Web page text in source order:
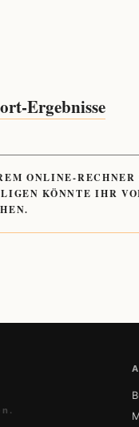
Ergebnisse
ONLINE-
KÖNNTE IHR